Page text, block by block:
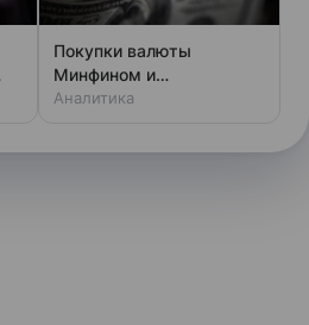
Покупки валюты
Минфином и
спекулянтами разогнали
Аналитика